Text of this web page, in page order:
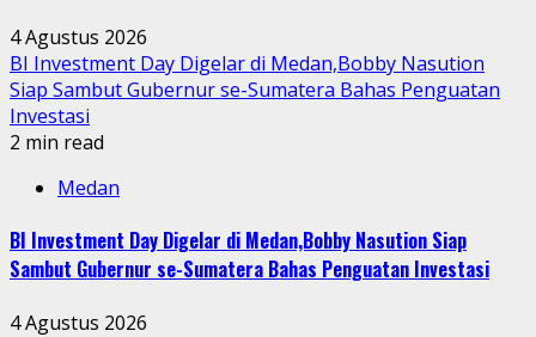
4 Agustus 2026
BI Investment Day Digelar di Medan,Bobby Nasution
Siap Sambut Gubernur se-Sumatera Bahas Penguatan
Investasi
2 min read
Medan
BI Investment Day Digelar di Medan,Bobby Nasution Siap
Sambut Gubernur se-Sumatera Bahas Penguatan Investasi
4 Agustus 2026